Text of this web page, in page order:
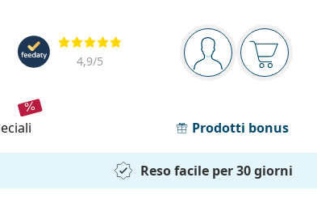
Barra di navigazione
sei connesso
Il
Valutazione
4,9/5
Prodotti bonus
Reso facile per 30 giorni